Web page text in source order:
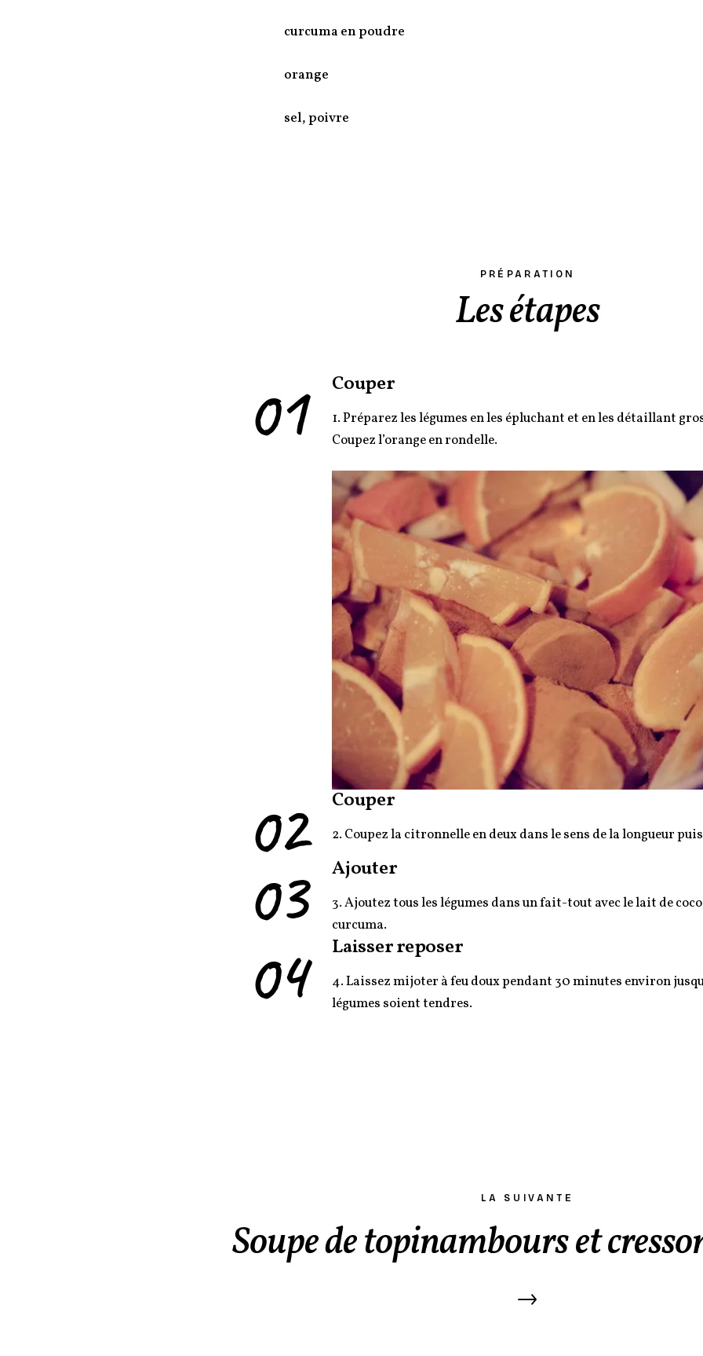
curcuma en poudre
orange
sel, poivre
PRÉPARATION
Les étapes
01 Couper
1. Préparez les légumes en les épluchant et en les détaillant
Coupez l’orange en rondelle.
02 Couper
2. Coupez la citronnelle en deux dans le sens de la longueur
03 Ajouter
3. Ajoutez tous les légumes dans un fait-tout avec le lait de
curcuma.
04 Laisser reposer
4. Laissez mijoter à feu doux pendant 30 minutes environ
légumes soient tendres.
LA SUIVANTE
Soupe de topinambours et
→